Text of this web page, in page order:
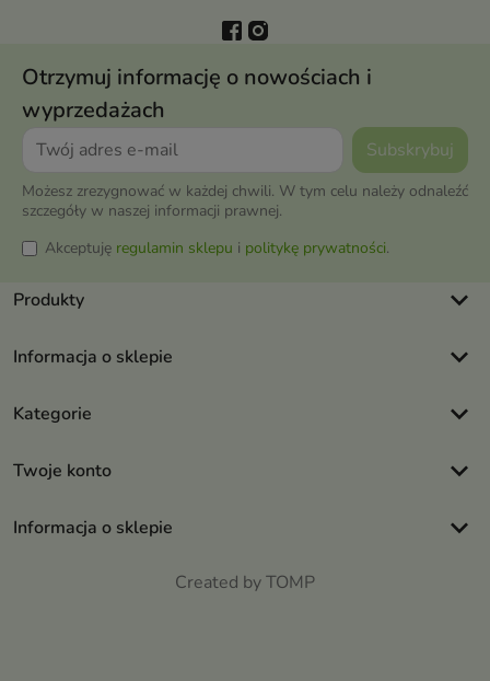
Otrzymuj informację o nowościach i
wyprzedażach
Możesz zrezygnować w każdej chwili. W tym celu należy odnaleźć
szczegóły w naszej informacji prawnej.
Akceptuję regulamin sklepu i politykę prywatności.
Produkty keyboard_arrow_down
Informacja o sklepie keyboard_arrow_down
Kategorie keyboard_arrow_down
Twoje konto keyboard_arrow_down
Informacja o sklepie keyboard_arrow_down
Created by TOMP